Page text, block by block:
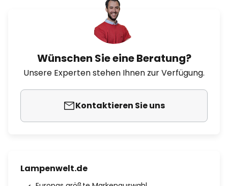
Wünschen Sie eine Beratung?
Unsere Experten stehen Ihnen zur Verfügung.
Kontaktieren Sie uns
Lampenwelt.de